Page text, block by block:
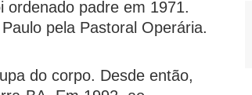
ordenado padre em 1971.
pela Pastoral Operária.
do corpo. Desde então,